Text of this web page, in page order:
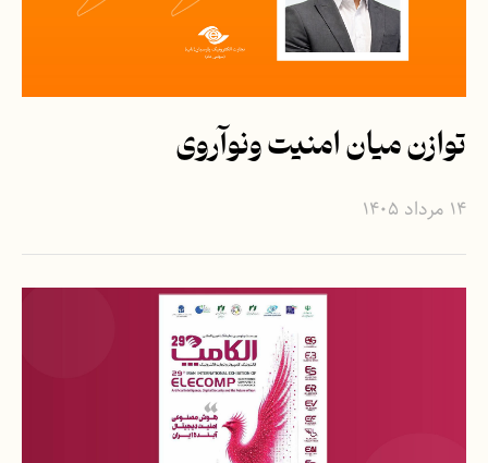
توازن میان امنیت و‌نوآروی
۱۴ مرداد ۱۴۰۵